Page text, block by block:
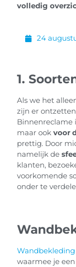
volledig
24
1.
Als we het
zijn er
Binnenreclame
maar ook voor
prettig. Door
namelijk de
klanten,
voorkomende
onder te
Wandbekleding
waarmee je